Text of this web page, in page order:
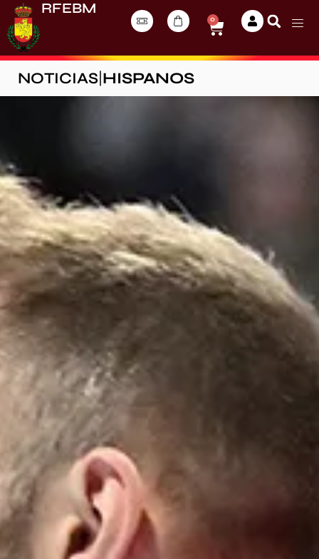
RFEBM
0
NOTICIAS HISPANOS